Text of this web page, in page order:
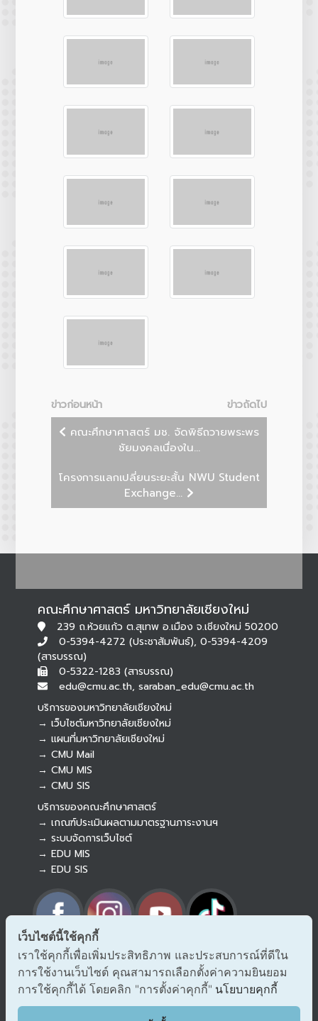
ข่าวก่อนหน้า
ข่าวถัดไป
คณะศึกษาศาสตร์ มช. จัดพิธีถวายพระพร
ชัยมงคลเนื่องใน...
โครงการแลกเปลี่ยนระยะสั้น NWU Student
Exchange...
คณะศึกษาศาสตร์ มหาวิทยาลัยเชียงใหม่
239 ถ.ห้วยแก้ว ต.สุเทพ อ.เมือง จ.เชียงใหม่ 50200
0-5394-4272 (ประชาสัมพันธ์), 0-5394-4209
(สารบรรณ)
0-5322-1283 (สารบรรณ)
edu@cmu.ac.th, saraban_edu@cmu.ac.th
บริการของมหาวิทยาลัยเชียงใหม่
→ เว็บไซต์มหาวิทยาลัยเชียงใหม่
→ แผนที่มหาวิทยาลัยเชียงใหม่
→ CMU Mail
→ CMU MIS
→ CMU SIS
บริการของคณะศึกษาศาสตร์
→ เกณฑ์ประเมินผลตามมาตรฐานภาระงานฯ
→ ระบบจัดการเว็บไซต์
→ EDU MIS
→ EDU SIS
→ ร้องเรียนทุจริตและประพฤติมิชอบ
→ แจ้งเรื่องร้องออนไลน์ สำนักงาน ป.ป.ช.
→ รับเรื่องร้องเรียน/แจ้งเบาะแส สำนักงาน ป.ป.ท.
Botnoi Assistant
Connecting…
เว็บไซต์นี้ใช้คุกกี้
เราใช้คุกกี้เพื่อเพิ่มประสิทธิภาพ และประสบการณ์ที่ดีใน
การใช้งานเว็บไซต์ คุณสามารถเลือกตั้งค่าความยินยอม
การใช้คุกกี้ได้ โดยคลิก "การตั้งค่าคุกกี้" นโยบายคุกกี้